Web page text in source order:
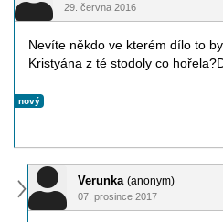
29. června 2016
Nevíte někdo ve kterém dílo to
Kristyána z té stodoly co
nový
Verunka (anonym)
07. prosince 2017